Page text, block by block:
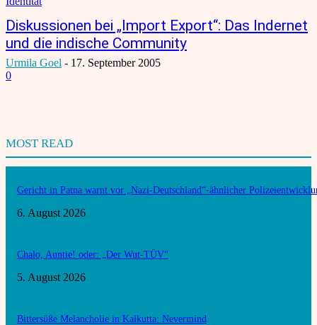
Diskussionen bei „Import Export“: Das Indernet
und die indische Community
Urmila Goel - 17. September 2005
0
MOST READ
Gericht in Patna warnt vor „Nazi-Deutschland“-ähnlicher
6. August 2026
Chalo, Auntie! oder: „Der Wut-TÜV“
5. August 2026
Bittersüße Melancholie in Kalkutta: Nevermind